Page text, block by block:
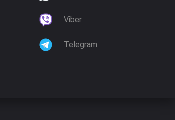
Viber
Telegram